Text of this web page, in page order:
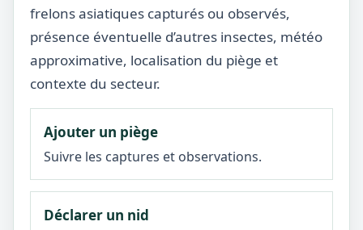
frelons asiatiques capturés ou observés,
présence éventuelle d’autres insectes, météo
approximative, localisation du piège et
contexte du secteur.
Ajouter un piège
Suivre les captures et observations.
Déclarer un nid